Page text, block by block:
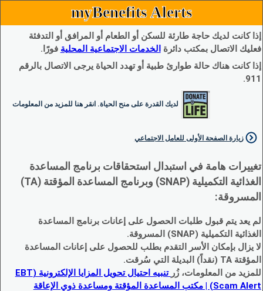
myBenefits Alerts
إذا كانت لديك حاجة طارئة للسكن أو الطعام أو المرافق أو التدفئة
فعليك الاتصال بمكتب دائرة الخدمات الاجتماعية المحلية فورًا.
إذا كانت هناك حالة طوارئ طبية أو تهدد الحياة يرجى الاتصال بالرقم
911.
لديك القدرة على منح الحياة. انقر هنا للمزيد من المعلومات
زيارة الصفحة الأولى للعامل الاجتماعي
تغييرات هامة في استبدال استحقاقات برنامج المساعدة
الغذائية التكميلية (SNAP) وبرنامج المساعدة المؤقتة (TA)
المسروقة:
لم يعد يتم قبول طلبات الحصول على إعانات برنامج المساعدة
الغذائية التكميلية (SNAP) المسروقة.
لا يزال بإمكان الأسر التقدم بطلب للحصول على إعانات المساعدة
المؤقتة TA (نقداً) البديلة التي سُرقت.
للمزيد من المعلومات، زُر
تنبيه احتيال تحويل المزايا الإلكترونية (EBT
Scam Alert) | مكتب المساعدة المؤقتة ومساعدة ذوي الإعاقة